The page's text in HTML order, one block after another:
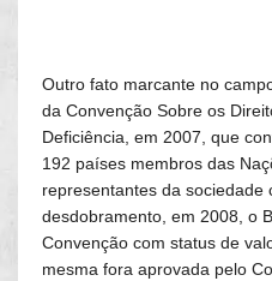
Outro fato marcante no
da Convenção Sobre os
Deficiência, em 2007, que
192 países membros das
representantes da sociedade
desdobramento, em 2008, o
Convenção com status de
mesma fora aprovada pelo